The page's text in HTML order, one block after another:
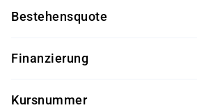
Kostenträger möglich.
Fr: 08:00 bis 14:00 Uhr
Bestehensquote
Finanzierung
persönlichen Voraussetzungen –
Kursnummer